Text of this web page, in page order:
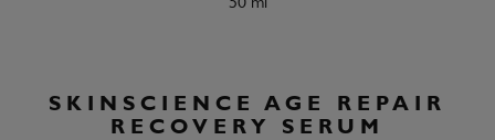
SKINSCIENCE AGE REPAIR
RECOVERY SERUM